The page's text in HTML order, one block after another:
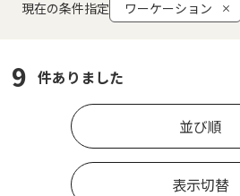
現在の条件指定 ワーケーション
9 件ありました
並び順
表示切替